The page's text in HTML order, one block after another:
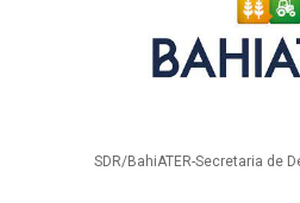
SDR/BahiATER-Secretaria de